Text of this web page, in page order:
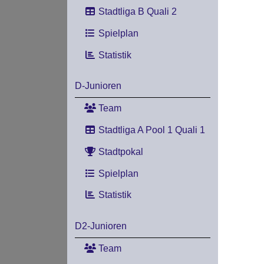
Stadtliga B Quali 2
Spielplan
Statistik
D-Junioren
Team
Stadtliga A Pool 1 Quali 1
Stadtpokal
Spielplan
Statistik
D2-Junioren
Team